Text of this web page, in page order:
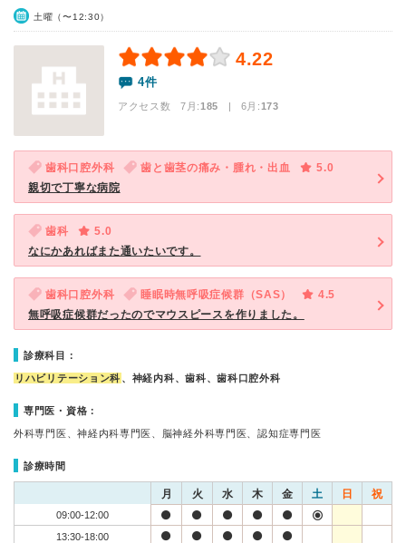
土曜（〜12:30）
4.22
4件
アクセス数 7月:185 | 6月:173
歯科口腔外科 歯と歯茎の痛み・腫れ・出血
5.0
親切で丁寧な病院
歯科
5.0
なにかあればまた通いたいです。
歯科口腔外科 睡眠時無呼吸症候群（SAS）
4.5
無呼吸症候群だったのでマウスピースを作りました。
診療科目：
リハビリテーション科 、神経内科、歯科、歯科口腔外科
専門医・資格：
外科専門医、神経内科専門医、脳神経外科専門医、認知症専門医
診療時間
月 火 水 木 金 土 日 祝
09:00-12:00
13:30-18:00